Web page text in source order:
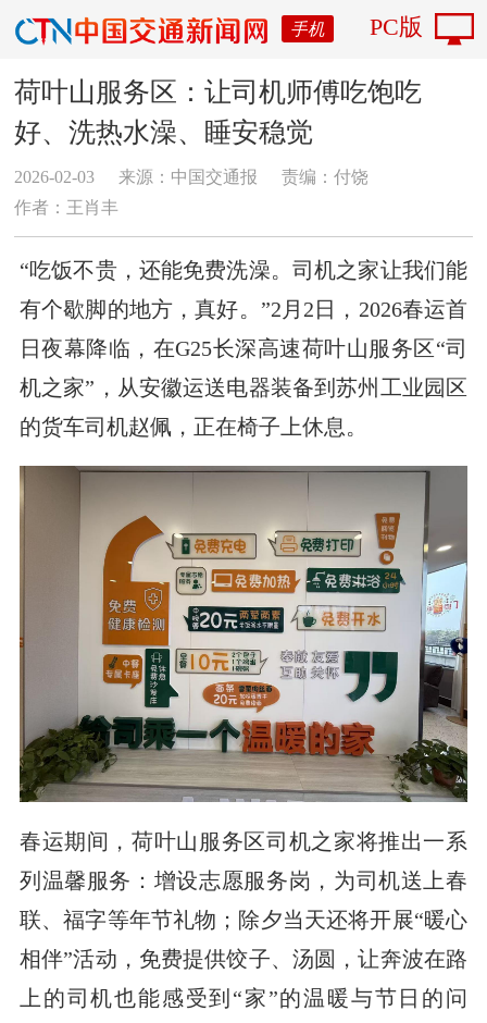
手机 PC版
荷叶山服务区：让司机师傅吃饱吃
好、洗热水澡、睡安稳觉
2026-02-03 来源：中国交通报
责编：付饶
作者：王肖丰
“吃饭不贵，还能免费洗澡。司机之家让我们能
有个歇脚的地方，真好。”2月2日，2026春运首
日夜幕降临，在G25长深高速荷叶山服务区“司
机之家”，从安徽运送电器装备到苏州工业园区
的货车司机赵佩，正在椅子上休息。
春运期间，荷叶山服务区司机之家将推出一系
列温馨服务：增设志愿服务岗，为司机送上春
联、福字等年节礼物；除夕当天还将开展“暖心
相伴”活动，免费提供饺子、汤圆，让奔波在路
上的司机也能感受到“家”的温暖与节日的问